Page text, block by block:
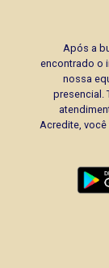
Após a
encontrado o
nossa
presencial.
Acredite, você